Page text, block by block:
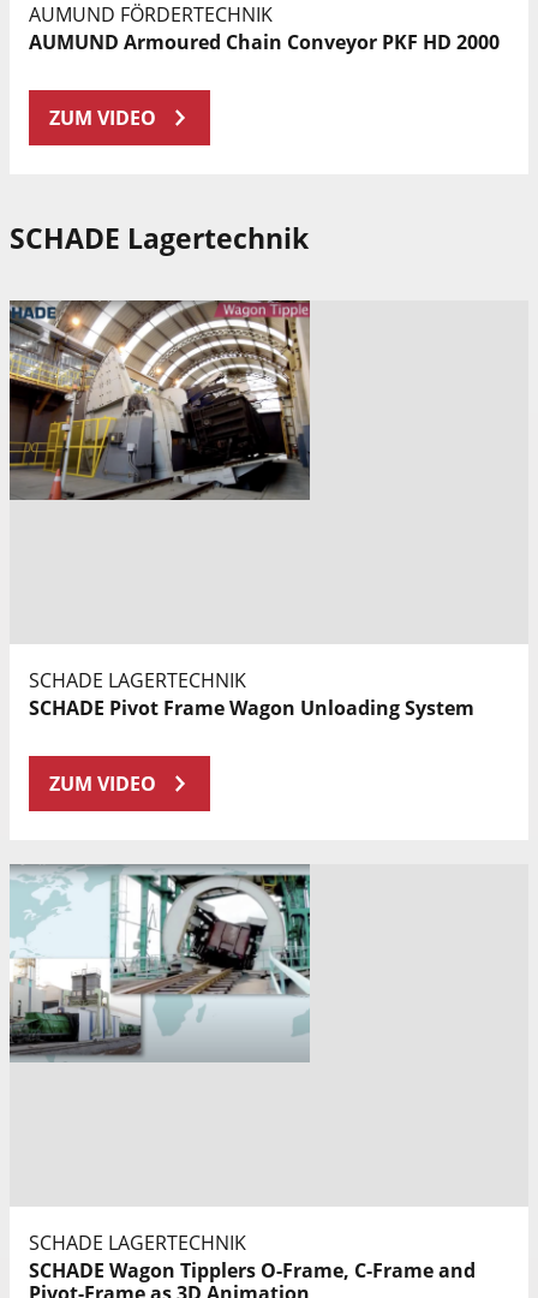
AUMUND FÖRDERTECHNIK
AUMUND Armoured Chain Conveyor PKF HD 2000
ZUM VIDEO
SCHADE Lagertechnik
SCHADE LAGERTECHNIK
SCHADE Pivot Frame Wagon Unloading System
ZUM VIDEO
SCHADE LAGERTECHNIK
SCHADE Wagon Tipplers O-Frame, C-Frame and